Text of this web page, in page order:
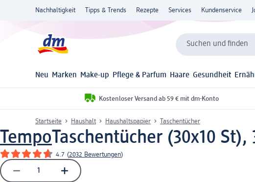
Nachhaltigkeit Tipps & Trends Rezepte Services Kundenservice
Suchen und finden
Neu Marken Make-up Pflege & Parfum Haare Gesundheit
Kostenloser Versand ab 59 € mit dm-Konto
Startseite Haushalt Haushaltspapier Taschentücher
TempoTaschentücher (30x10 St),
4.7 (2032 Bewertungen)